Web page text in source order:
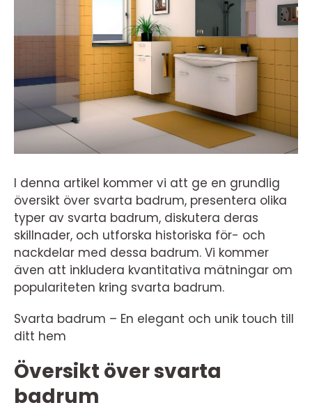
I denna artikel kommer vi att ge en grundlig
översikt över svarta badrum, presentera olika
typer av svarta badrum, diskutera deras
skillnader, och utforska historiska för- och
nackdelar med dessa badrum. Vi kommer
även att inkludera kvantitativa mätningar om
populariteten kring svarta badrum.
Svarta badrum – En elegant och unik touch till
ditt hem
Översikt över svarta
badrum